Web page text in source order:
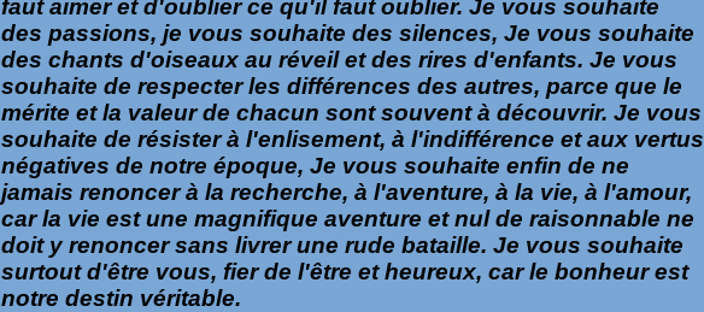
faut aimer et d'oublier ce qu'il faut oublier. Je vous souhaite
des passions, je vous souhaite des silences, Je vous souhaite
des chants d'oiseaux au réveil et des rires d'enfants. Je vous
souhaite de respecter les différences des autres, parce que le
mérite et la valeur de chacun sont souvent à découvrir. Je vous
souhaite de résister à l'enlisement, à l'indifférence et aux vertus
négatives de notre époque, Je vous souhaite enfin de ne
jamais renoncer à la recherche, à l'aventure, à la vie, à l'amour,
car la vie est une magnifique aventure et nul de raisonnable ne
doit y renoncer sans livrer une rude bataille. Je vous souhaite
surtout d'être vous, fier de l'être et heureux, car le bonheur est
notre destin véritable.